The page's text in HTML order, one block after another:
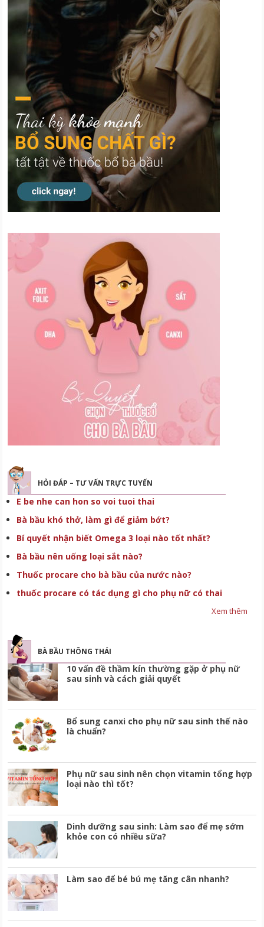
HỎI ĐÁP – TƯ VẤN TRỰC TUYẾN
E be nhe can hon so voi tuoi thai
Bà bầu khó thở, làm gì để giảm bớt?
Bí quyết nhận biết Omega 3 loại nào tốt nhất?
Bà bầu nên uống loại sắt nào?
Thuốc procare cho bà bầu của nước nào?
thuốc procare có tác dụng gì cho phụ nữ có thai
Xem thêm
BÀ BẦU THÔNG THÁI
10 vấn đề thầm kín thường gặp ở phụ nữ
sau sinh và cách giải quyết
Bổ sung canxi cho phụ nữ sau sinh thế nào
là chuẩn?
Phụ nữ sau sinh nên chọn vitamin tổng hợp
loại nào thì tốt?
Dinh dưỡng sau sinh: Làm sao để mẹ sớm
khỏe con có nhiều sữa?
Làm sao để bé bú mẹ tăng cân nhanh?